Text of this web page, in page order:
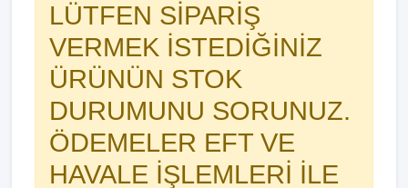
LÜTFEN SİPARİŞ
VERMEK İSTEDİĞİNİZ
ÜRÜNÜN STOK
DURUMUNU SORUNUZ.
ÖDEMELER EFT VE
HAVALE İŞLEMLERİ İLE